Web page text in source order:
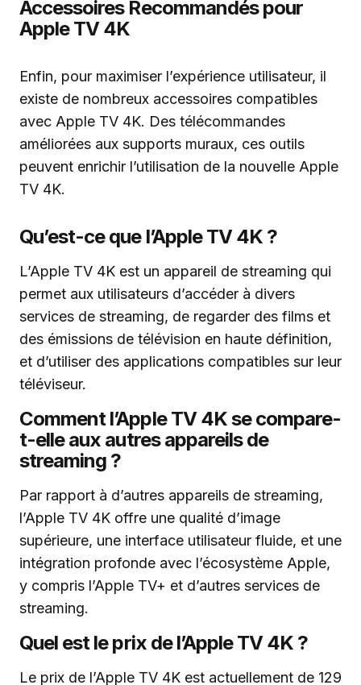
Accessoires Recommandés pour
Apple TV 4K
Enfin, pour maximiser l’expérience utilisateur, il
existe de nombreux accessoires compatibles
avec Apple TV 4K. Des télécommandes
améliorées aux supports muraux, ces outils
peuvent enrichir l’utilisation de la nouvelle Apple
TV 4K.
Qu’est-ce que l’Apple TV 4K ?
L’Apple TV 4K est un appareil de streaming qui
permet aux utilisateurs d’accéder à divers
services de streaming, de regarder des films et
des émissions de télévision en haute définition,
et d’utiliser des applications compatibles sur leur
téléviseur.
Comment l’Apple TV 4K se compare-
t-elle aux autres appareils de
streaming ?
Par rapport à d’autres appareils de streaming,
l’Apple TV 4K offre une qualité d’image
supérieure, une interface utilisateur fluide, et une
intégration profonde avec l’écosystème Apple,
y compris l’Apple TV+ et d’autres services de
streaming.
Quel est le prix de l’Apple TV 4K ?
Le prix de l’Apple TV 4K est actuellement de 129